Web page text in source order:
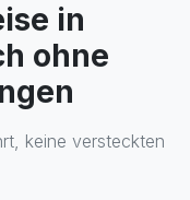
in
ohne
keine versteckten